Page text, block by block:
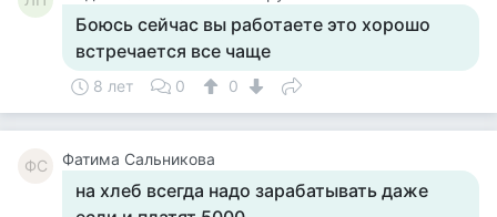
Боюсь сейчас вы работаете это хорошо
встречается все чаще
8 лет 0 0
ФС Фатима Сальникова
на хлеб всегда надо зарабатывать даже